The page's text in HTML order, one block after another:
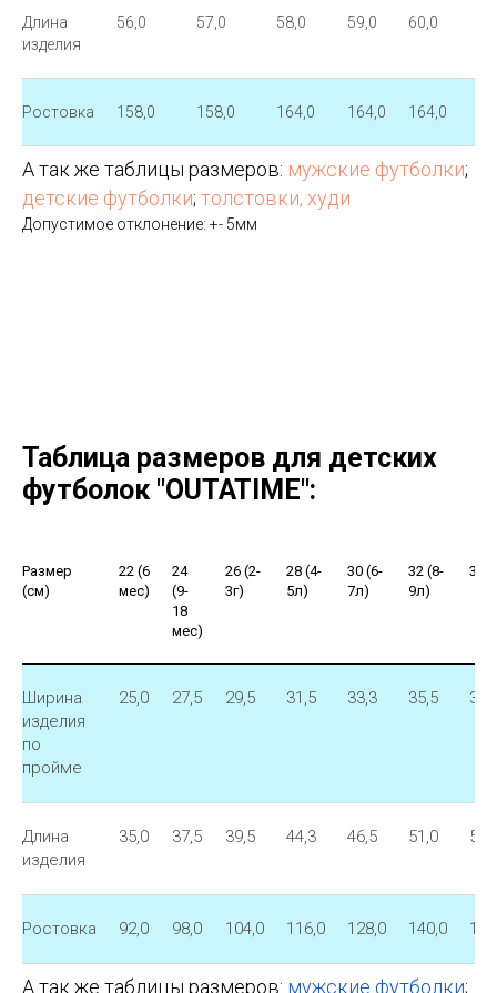
Длина
изделия
56,0 57,0 58,0 59,0 60,0
Ростовка 158,0 158,0 164,0 164,0 164,0
А так же таблицы размеров: мужские футболки;
детские футболки; толстовки, худи
Допустимое отклонение: +- 5мм
Таблица размеров для детских
футболок "OUTATIME":
Размер
(см)
22 (6
мес)
24
(9-
18
мес)
26 (2-
3г)
28 (4-
5л)
30 (6-
7л)
32 (8-
9л)
Ширина
изделия
по
пройме
25,0 27,5 29,5 31,5 33,3 35,5
Длина
изделия
35,0 37,5 39,5 44,3 46,5 51,0
Ростовка 92,0 98,0 104,0 116,0 128,0 140,0
А так же таблицы размеров: мужские футболки;